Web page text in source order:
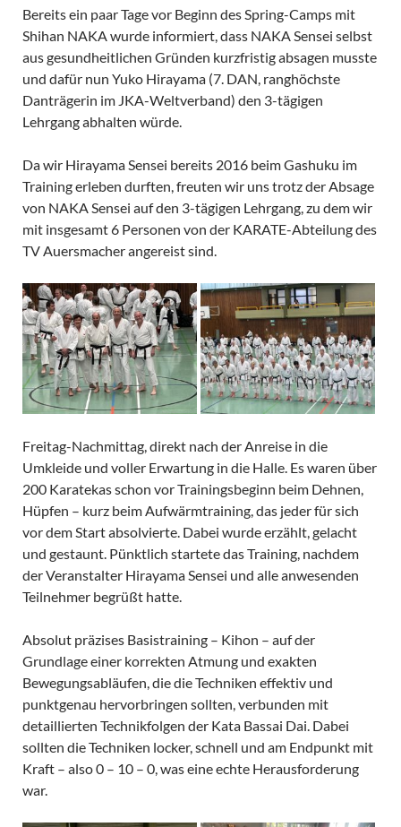
Bereits ein paar Tage vor Beginn des Spring-Camps mit
Shihan NAKA wurde informiert, dass NAKA Sensei selbst
aus gesundheitlichen Gründen kurzfristig absagen musste
und dafür nun Yuko Hirayama (7. DAN, ranghöchste
Danträgerin im JKA-Weltverband) den 3-tägigen
Lehrgang abhalten würde.
Da wir Hirayama Sensei bereits 2016 beim Gashuku im
Training erleben durften, freuten wir uns trotz der Absage
von NAKA Sensei auf den 3-tägigen Lehrgang, zu dem wir
mit insgesamt 6 Personen von der KARATE-Abteilung des
TV Auersmacher angereist sind.
Freitag-Nachmittag, direkt nach der Anreise in die
Umkleide und voller Erwartung in die Halle. Es waren über
200 Karatekas schon vor Trainingsbeginn beim Dehnen,
Hüpfen – kurz beim Aufwärmtraining, das jeder für sich
vor dem Start absolvierte. Dabei wurde erzählt, gelacht
und gestaunt. Pünktlich startete das Training, nachdem
der Veranstalter Hirayama Sensei und alle anwesenden
Teilnehmer begrüßt hatte.
Absolut präzises Basistraining – Kihon – auf der
Grundlage einer korrekten Atmung und exakten
Bewegungsabläufen, die die Techniken effektiv und
punktgenau hervorbringen sollten, verbunden mit
detaillierten Technikfolgen der Kata Bassai Dai. Dabei
sollten die Techniken locker, schnell und am Endpunkt mit
Kraft – also 0 – 10 – 0, was eine echte Herausforderung
war.